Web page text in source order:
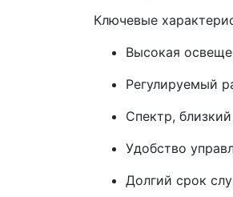
Ключевые
Высокая
Регулируемый
Спектр,
Удобство
Долгий срок